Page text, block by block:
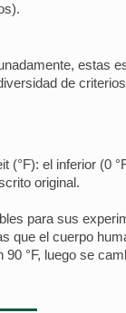
estas
de
(°F): el inferior (0
original.
para sus
que el cuerpo
°F, luego se